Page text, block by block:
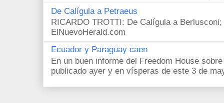
De Calígula a Petraeus
RICARDO TROTTI: De Calígula a
ElNuevoHerald.com
Ecuador y Paraguay caen
En un buen informe del Freedom House
publicado ayer y en vísperas de este 3 de